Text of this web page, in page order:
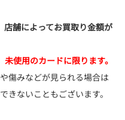
舗によってお買取り金額が
使用のカードに限ります。
傷みなどが見られる場合は
きないこともございます。